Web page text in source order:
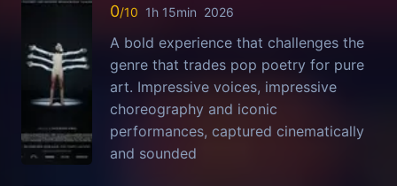
0 1h 15min 2026
A bold experience that challenges the
genre that trades pop poetry for pure
art. Impressive voices, impressive
choreography and iconic
performances, captured cinematically
and sounded